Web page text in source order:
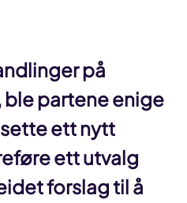
på
partene enige
ett nytt
ett utvalg
forslag til å